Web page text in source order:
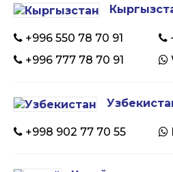
+996 550 78 70 91
+996 777 78 70 91
+998 902 77 70 55